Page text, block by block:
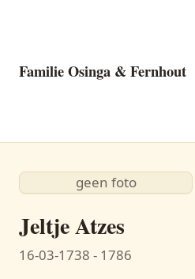
Familie Osinga & Fernhout
geen foto
Jeltje Atzes
16-03-1738 - 1786